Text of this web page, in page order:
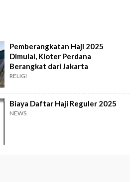
Pemberangkatan Haji 2025
Dimulai, Kloter Perdana
Berangkat dari Jakarta
RELIGI
Biaya Daftar Haji Reguler 2025
NEWS